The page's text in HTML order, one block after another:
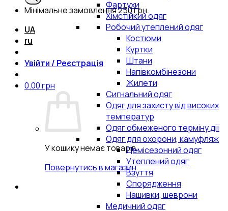
Мінімальне замовлення250 грн.
UA
ru
Увійти / Реєстрація
0.00грн
У кошику немає товарів.
Повернутись в магазин
Фартухи
Хімстійкий одяг
Робочий утеплений одяг
Костюми
Куртки
Штани
Напівкомбінезони
Жилети
Сигнальний одяг
Одяг для захисту від високих
температур
Одяг обмеженого терміну дії
Одяг для охорони, камуфляж
Демісезонний одяг
Утеплений одяг
Взуття
Спорядження
Нашивки, шеврони
Медичний одяг